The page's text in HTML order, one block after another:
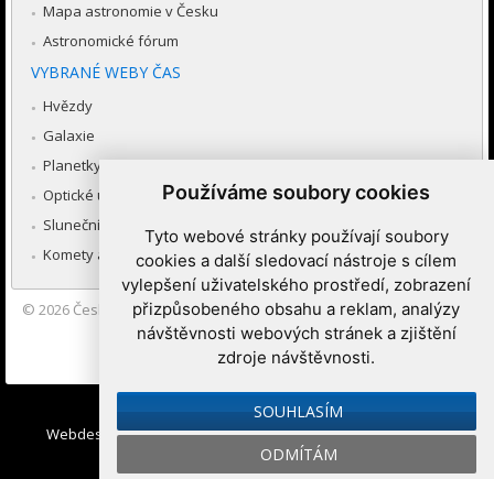
Používáme soubory cookies
Tyto webové stránky používají soubory
cookies a další sledovací nástroje s cílem
vylepšení uživatelského prostředí, zobrazení
přizpůsobeného obsahu a reklam, analýzy
návštěvnosti webových stránek a zjištění
zdroje návštěvnosti.
SOUHLASÍM
ODMÍTÁM
Mapa astronomie v Česku
Astronomické fórum
VYBRANÉ WEBY ČAS
Hvězdy
Galaxie
Planetky
Optické úkazy v atmosféře
Sluneční soustava
Komety a meteory
© 2026 Česká astronomická společnost|Hvězdárna a planetárium
Brno spolupracuje se serverem Astro.cz
Webdesign:Medio interactive, Redakční systémIbis CMS:
WebConsult.cz